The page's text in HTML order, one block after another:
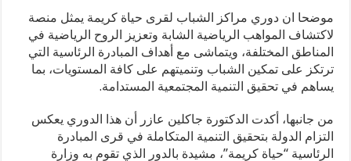
موضحا ان دوري مراكز الشباب لقرى حياة كريمة يمثل منصة
لاكتشاف المواهب الرياضية الشابة وتعزيز الروح الرياضية في
المناطق المختلفة، ويتماشى مع أهداف المبادرة الرئاسية التي
ترتكز على تمكين الشباب وتنميتهم على كافة المستويات، بما
يساهم في تحقيق التنمية المجتمعية المستدامة.
من جانبها، أكدت الدكتورة جاكلين عازر أن هذا الدوري يعكس
التزام الدولة بتحقيق التنمية المتكاملة في قرى المبادرة
الرئاسية “حياة كريمة”، مشيدة بالدور الذي تقوم به وزارة